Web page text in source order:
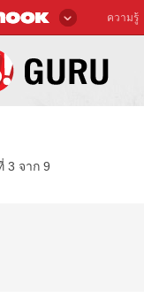
ความรู้
3 จาก 9